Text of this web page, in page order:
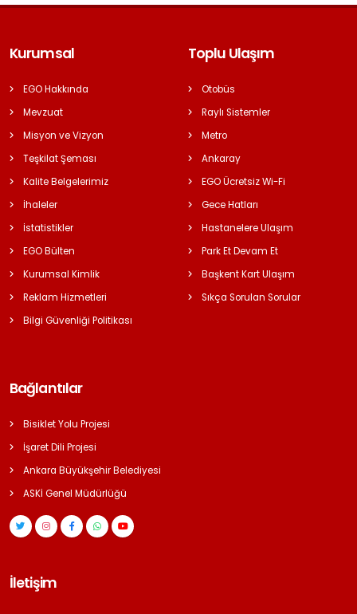
Kurumsal
EGO Hakkında
Mevzuat
Misyon ve Vizyon
Teşkilat Şeması
Kalite Belgelerimiz
İhaleler
İstatistikler
EGO Bülten
Kurumsal Kimlik
Reklam Hizmetleri
Bilgi Güvenliği Politikası
Toplu Ulaşım
Otobüs
Raylı Sistemler
Metro
Ankaray
EGO Ücretsiz Wi-Fi
Gece Hatları
Hastanelere Ulaşım
Park Et Devam Et
Başkent Kart Ulaşım
Sıkça Sorulan Sorular
Bağlantılar
Bisiklet Yolu Projesi
İşaret Dili Projesi
Ankara Büyükşehir Belediyesi
ASKİ Genel Müdürlüğü
İletişim